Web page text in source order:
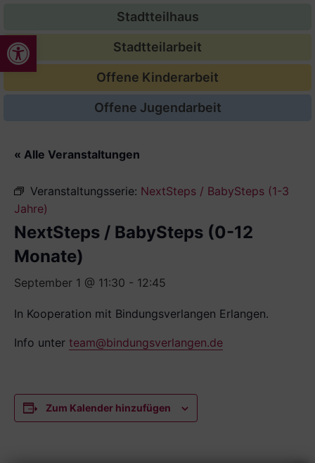
Werkzeugleiste öffnen
Stadtteilhaus
Stadtteilarbeit
Offene Kinderarbeit
Offene Jugendarbeit
« Alle Veranstaltungen
Veranstaltungsserie: NextSteps / BabySteps (1-3
Jahre)
NextSteps / BabySteps (0-12
Monate)
September 1 @ 11:30 - 12:45
In Kooperation mit Bindungsverlangen Erlangen.
Info unter team@bindungsverlangen.de
Zum Kalender hinzufügen